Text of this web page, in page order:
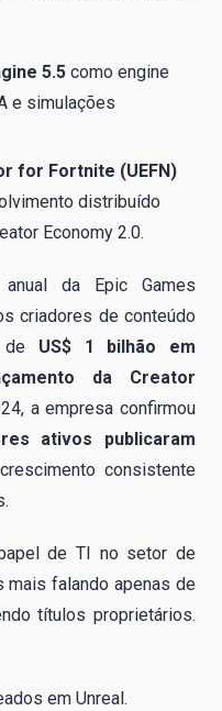
5.5 como engine
e simulações
for Fortnite (UEFN)
distribuído
Economy 2.0.
da Epic Games
criadores de conteúdo
de US$ 1 bilhão em
da Creator
a empresa confirmou
ativos publicaram
consistente
de TI no setor de
mais falando apenas de
títulos proprietários.
em Unreal.